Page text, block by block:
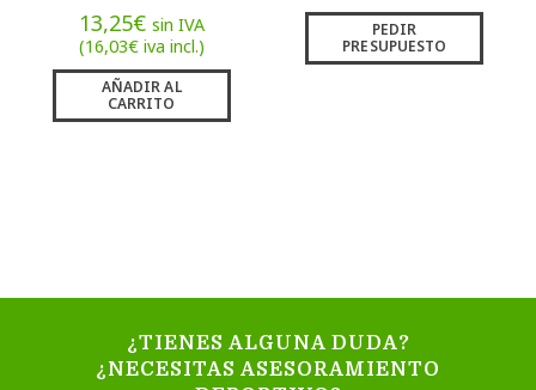
13,25€ sin IVA
(16,03€iva incl.)
AÑADIR AL
CARRITO
PEDIR
PRESUPUESTO
¿TIENES ALGUNA DUDA?
¿NECESITAS ASESORAMIENTO